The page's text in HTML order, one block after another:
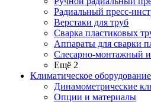
Радиальный пресс-
Верстаки для труб
Сварка пластиковых
Аппараты для сварки
Слесарно-монтажный
Ещё 2
Климатическое
Динамометрические
Опции и материалы